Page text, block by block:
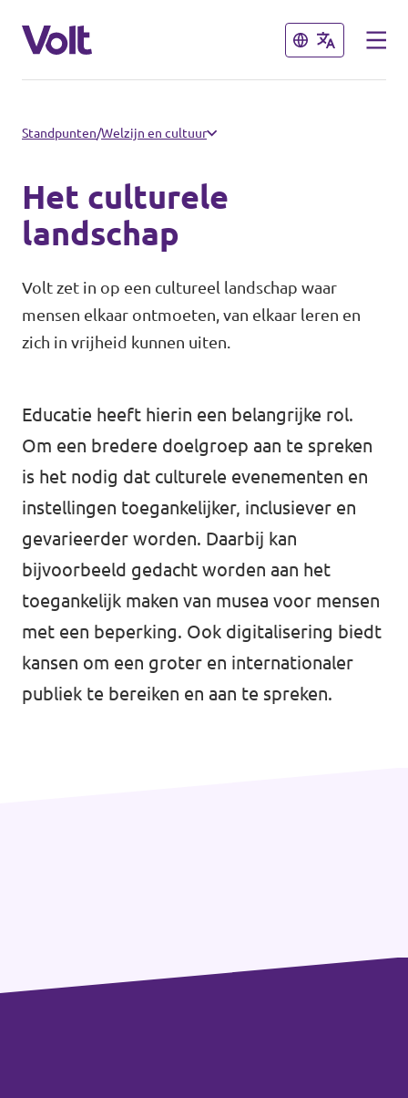
Sluiten
Afdelingen en fracties
Volt gemeente Groningen
Volt gemeente Eemsdelta
Volt Nederland
Sluiten
Standpunten
Mensen
Agenda
Website gemeente Groningen
Website gemeente Eemsdelta
Website Provinciale Statenfractie
Standpunten/Welzijn en cultuur
Het culturele
landschap
Volt zet in op een cultureel landschap waar
mensen elkaar ontmoeten, van elkaar leren en
zich in vrijheid kunnen uiten.
Educatie heeft hierin een belangrijke rol.
Om een bredere doelgroep aan te spreken
is het nodig dat culturele evenementen en
instellingen toegankelijker, inclusiever en
gevarieerder worden. Daarbij kan
bijvoorbeeld gedacht worden aan het
toegankelijk maken van musea voor mensen
met een beperking. Ook digitalisering biedt
kansen om een groter en internationaler
publiek te bereiken en aan te spreken.